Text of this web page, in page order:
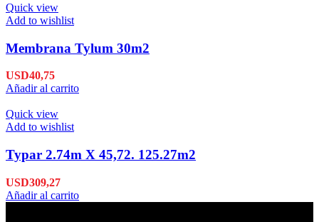
Quick view
Add to wishlist
Membrana Tylum 30m2
USD40,75
Añadir al carrito
Quick view
Add to wishlist
Typar 2.74m X 45,72. 125.27m2
USD309,27
Añadir al carrito